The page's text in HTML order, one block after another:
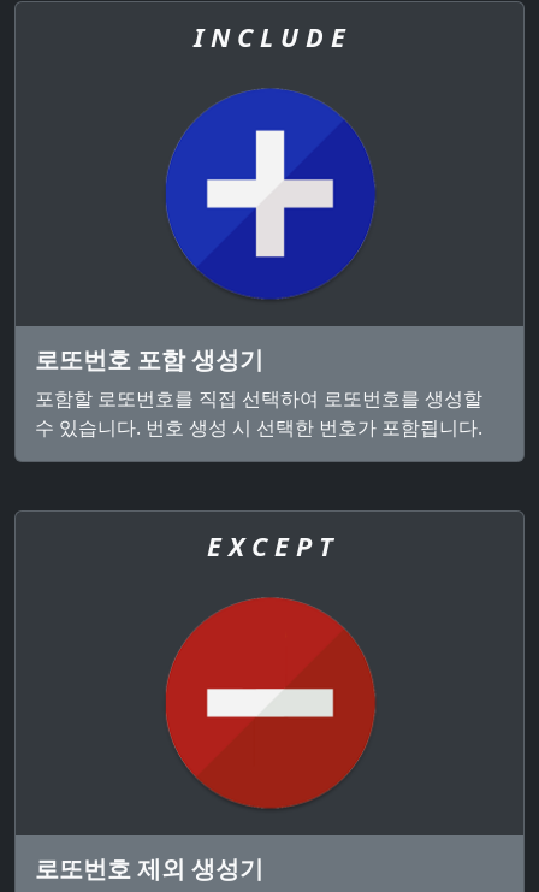
I N C L U D E
로또번호 포함 생성기
포함할 로또번호를 직접 선택하여 로또번호를 생성할
수 있습니다. 번호 생성 시 선택한 번호가 포함됩니다.
E X C E P T
로또번호 제외 생성기